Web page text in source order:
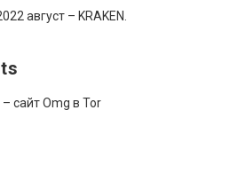
август – KRAKEN.
сайт Omg в Tor